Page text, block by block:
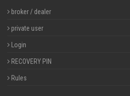
broker / dealer
private user
Login
RECOVERY PIN
Rules